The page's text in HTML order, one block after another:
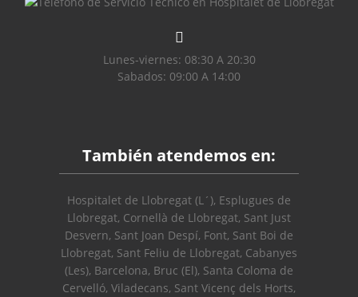
Lunes-viernes: 08:30 A 20:30
Sabados: 09:00 A 14:00
También atendemos en:
Hospitalet de Llobregat (L´), Esplugues de
Llobregat, Cornellà de Llobregat, Sant Just
Desvern, Sant Joan Despí, Font, Sant Boi de
Llobregat, Sant Feliu de Llobregat, Cabanyes
(Les), Barcelona, Bruc (El), Santa Coloma de
Cervelló, Viladecans, Sant Vicenç dels Horts,